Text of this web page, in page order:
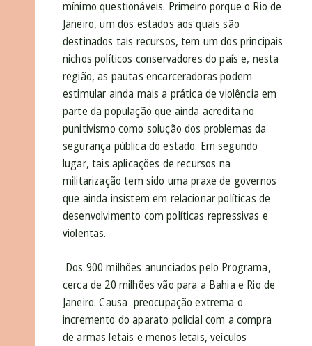
mínimo questionáveis. Primeiro porque o Rio de
Janeiro, um dos estados aos quais são
destinados tais recursos, tem um dos principais
nichos políticos conservadores do país e, nesta
região, as pautas encarceradoras podem
estimular ainda mais a prática de violência em
parte da população que ainda acredita no
punitivismo como solução dos problemas da
segurança pública do estado. Em segundo
lugar, tais aplicações de recursos na
militarização tem sido uma praxe de governos
que ainda insistem em relacionar políticas de
desenvolvimento com políticas repressivas e
violentas.
Dos 900 milhões anunciados pelo Programa,
cerca de 20 milhões vão para a Bahia e Rio de
Janeiro. Causa preocupação extrema o
incremento do aparato policial com a compra
de armas letais e menos letais, veículos